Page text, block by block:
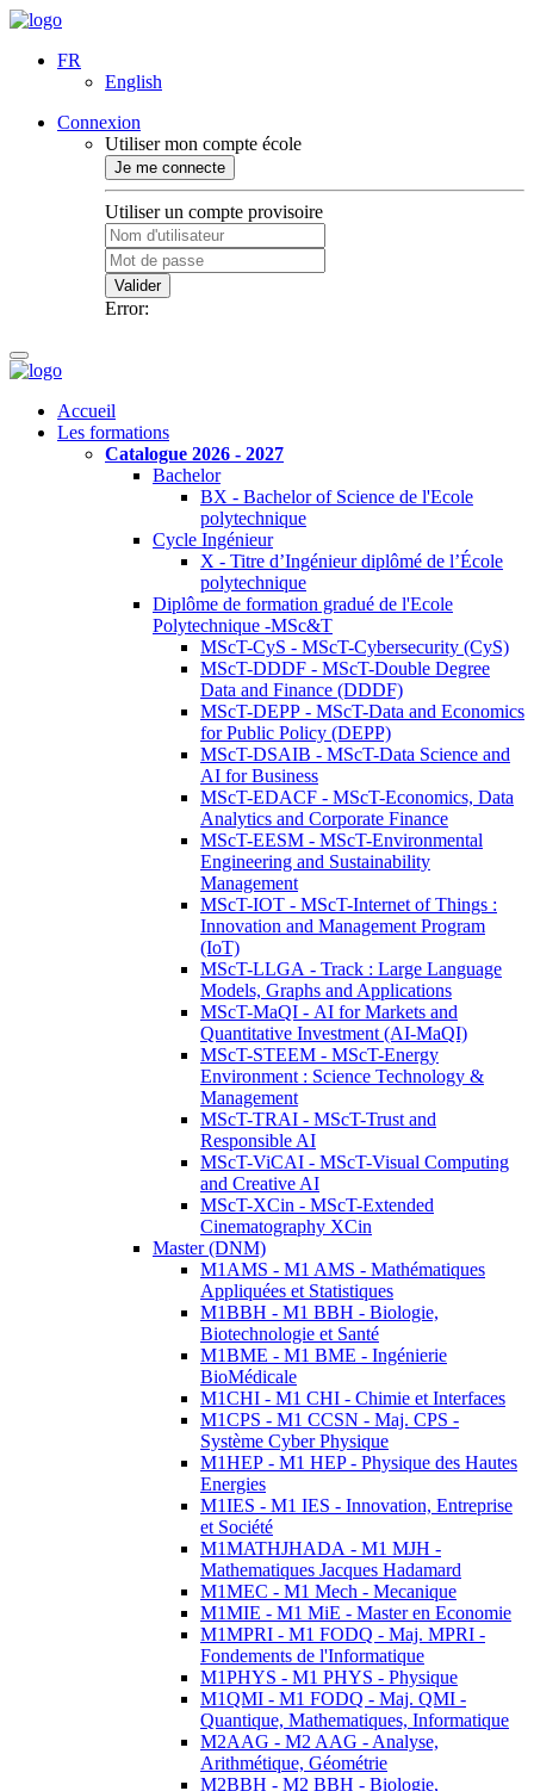
FR
English
Connexion
Utiliser mon compte école
Je me connecte
Utiliser un compte provisoire
Valider
Error:
Accueil
Les formations
Catalogue 2026 - 2027
Bachelor
BX - Bachelor of Science de l'Ecole
polytechnique
Cycle Ingénieur
X - Titre d’Ingénieur diplômé de l’École
polytechnique
Diplôme de formation gradué de l'Ecole
Polytechnique -MSc&T
MScT-CyS - MScT-Cybersecurity (CyS)
MScT-DDDF - MScT-Double Degree
Data and Finance (DDDF)
MScT-DEPP - MScT-Data and Economics
for Public Policy (DEPP)
MScT-DSAIB - MScT-Data Science and
AI for Business
MScT-EDACF - MScT-Economics, Data
Analytics and Corporate Finance
MScT-EESM - MScT-Environmental
Engineering and Sustainability
Management
MScT-IOT - MScT-Internet of Things :
Innovation and Management Program
(IoT)
MScT-LLGA - Track : Large Language
Models, Graphs and Applications
MScT-MaQI - AI for Markets and
Quantitative Investment (AI-MaQI)
MScT-STEEM - MScT-Energy
Environment : Science Technology &
Management
MScT-TRAI - MScT-Trust and
Responsible AI
MScT-ViCAI - MScT-Visual Computing
and Creative AI
MScT-XCin - MScT-Extended
Cinematography XCin
Master (DNM)
M1AMS - M1 AMS - Mathématiques
Appliquées et Statistiques
M1BBH - M1 BBH - Biologie,
Biotechnologie et Santé
M1BME - M1 BME - Ingénierie
BioMédicale
M1CHI - M1 CHI - Chimie et Interfaces
M1CPS - M1 CCSN - Maj. CPS -
Système Cyber Physique
M1HEP - M1 HEP - Physique des Hautes
Energies
M1IES - M1 IES - Innovation, Entreprise
et Société
M1MATHJHADA - M1 MJH -
Mathematiques Jacques Hadamard
M1MEC - M1 Mech - Mecanique
M1MIE - M1 MiE - Master en Economie
M1MPRI - M1 FODQ - Maj. MPRI -
Fondements de l'Informatique
M1PHYS - M1 PHYS - Physique
M1QMI - M1 FODQ - Maj. QMI -
Quantique, Mathematiques, Informatique
M2AAG - M2 AAG - Analyse,
Arithmétique, Géométrie
M2BBH - M2 BBH - Biologie,